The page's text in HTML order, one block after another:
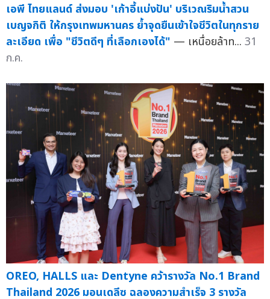
เอพี ไทยแลนด์ ส่งมอบ 'เก้าอี้แบ่งปัน' บริเวณริมน้ำสวน
เบญจกิติ ให้กรุงเทพมหานคร ย้ำจุดยืนเข้าใจชีวิตในทุกราย
ละเอียด เพื่อ "ชีวิตดีๆ ที่เลือกเองได้" — เหนื่อยล้าท... 31
ก.ค.
OREO, HALLS และ Dentyne คว้ารางวัล No.1 Brand
Thailand 2026 มอนเดลีซ ฉลองความสำเร็จ 3 รางวัล